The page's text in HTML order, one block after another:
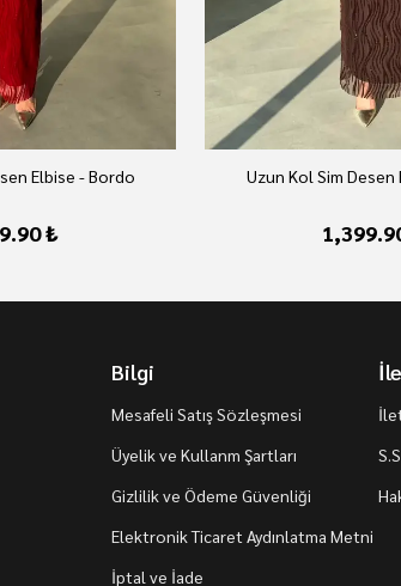
Elbise - Bordo
₺
Uzun Kol Sim Desen
Bilgi
Mesafeli Satış Sözleşmesi
Üyelik ve Kullanm Şartları
Gizlilik ve Ödeme Güvenliği
Elektronik Ticaret Aydınlatma Metni
İptal ve İade